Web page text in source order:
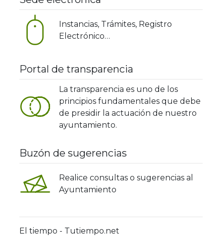
Instancias, Trámites, Registro
Electrónico…
Portal de transparencia
La transparencia es uno de los
principios fundamentales que debe
de presidir la actuación de nuestro
ayuntamiento.
Buzón de sugerencias
Realice consultas o sugerencias al
Ayuntamiento
El tiempo - Tutiempo.net